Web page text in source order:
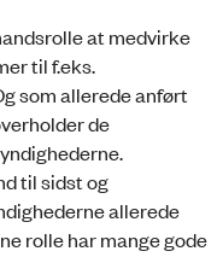
at medvirke
til f.eks.
som allerede anført
de
til sidst og
allerede
rolle har mange gode